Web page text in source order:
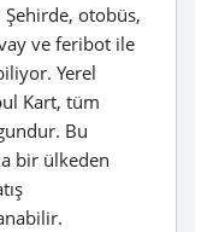
otobüs,
ve feribot ile
Yerel
Kart, tüm
Bu
bir ülkeden